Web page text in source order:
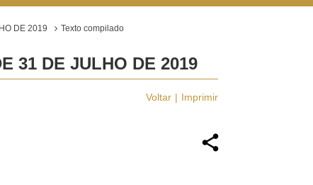
DE 2019 Texto compilado
31 DE JULHO DE 2019
Voltar Imprimir